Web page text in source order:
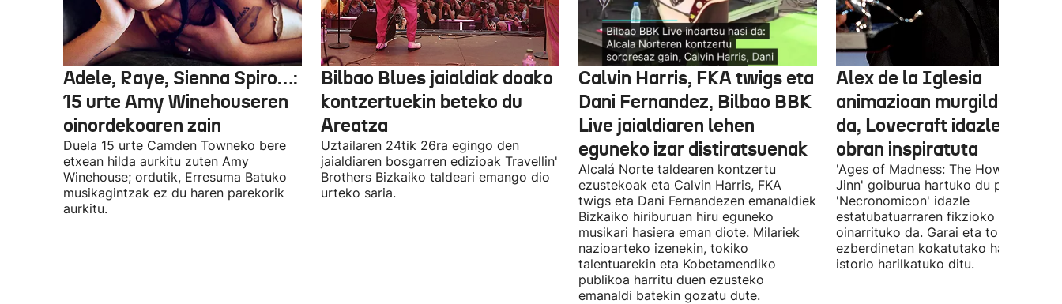
Adele, Raye, Sienna Spiro…:
15 urte Amy Winehouseren
oinordekoaren zain
Duela 15 urte Camden Towneko bere
etxean hilda aurkitu zuten Amy
Winehouse; ordutik, Erresuma Batuko
musikagintzak ez du haren parekorik
aurkitu.
Bilbao Blues jaialdiak doako
kontzertuekin beteko du
Areatza
Uztailaren 24tik 26ra egingo den
jaialdiaren bosgarren edizioak Travellin'
Brothers Bizkaiko taldeari emango dio
urteko saria.
Calvin Harris, FKA twigs eta
Dani Fernandez, Bilbao BBK
Live jaialdiaren lehen
eguneko izar distiratsuenak
Alcalá Norte taldearen kontzertu
ezustekoak eta Calvin Harris, FKA
twigs eta Dani Fernandezen emanaldiek
Bizkaiko hiriburuan hiru eguneko
musikari hasiera eman diote. Milariek
nazioarteko izenekin, tokiko
talentuarekin eta Kobetamendiko
publikoa harritu duen ezusteko
emanaldi batekin gozatu dute.
Alex de la Iglesia
animazioan murgilduko
da, Lovecraft idazlearen
obran inspiratuta
'Ages of Madness: The Howling of
Jinn' goiburua hartuko du pelikulak,
'Necronomicon' idazle
estatubatuarraren fikzioko liburuan
oinarrituko da. Garai eta toki
ezberdinetan kokatutako hainbat
istorio harilkatuko ditu.